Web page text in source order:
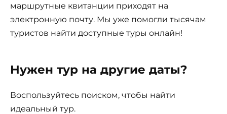
маршрутные квитанции приходят на
электронную почту. Мы уже помогли тысячам
туристов найти доступные туры онлайн!
Нужен тур на другие даты?
Воспользуйтесь поиском, чтобы найти
идеальный тур.